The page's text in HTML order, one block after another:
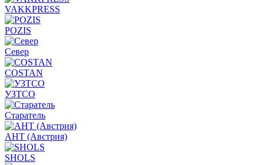
VAKKPRESS
POZIS
Север
COSTAN
УЗТСО
Старатель
АНТ (Австрия)
SHOLS